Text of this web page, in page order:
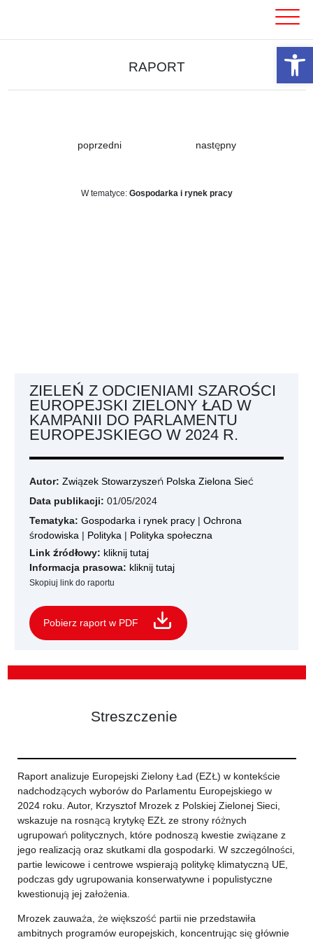
RAPORT
poprzedni następny
W tematyce: Gospodarka i rynek pracy
ZIELEŃ Z ODCIENIAMI SZAROŚCI
EUROPEJSKI ZIELONY ŁAD W
KAMPANII DO PARLAMENTU
EUROPEJSKIEGO W 2024 R.
Autor: Związek Stowarzyszeń Polska Zielona Sieć
Data publikacji: 01/05/2024
Tematyka: Gospodarka i rynek pracy | Ochrona
środowiska | Polityka | Polityka społeczna
Link źródłowy: kliknij tutaj
Informacja prasowa: kliknij tutaj
Skopiuj link do raportu
Pobierz raport w PDF
Streszczenie
Raport analizuje Europejski Zielony Ład (EZŁ) w kontekście
nadchodzących wyborów do Parlamentu Europejskiego w
2024 roku. Autor, Krzysztof Mrozek z Polskiej Zielonej Sieci,
wskazuje na rosnącą krytykę EZŁ ze strony różnych
ugrupowań politycznych, które podnoszą kwestie związane z
jego realizacją oraz skutkami dla gospodarki. W szczególności,
partie lewicowe i centrowe wspierają politykę klimatyczną UE,
podczas gdy ugrupowania konserwatywne i populistyczne
kwestionują jej założenia.
Mrozek zauważa, że większość partii nie przedstawiła
ambitnych programów europejskich, koncentrując się głównie